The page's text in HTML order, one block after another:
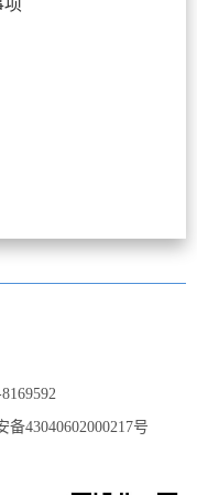
项
备43040602000217号